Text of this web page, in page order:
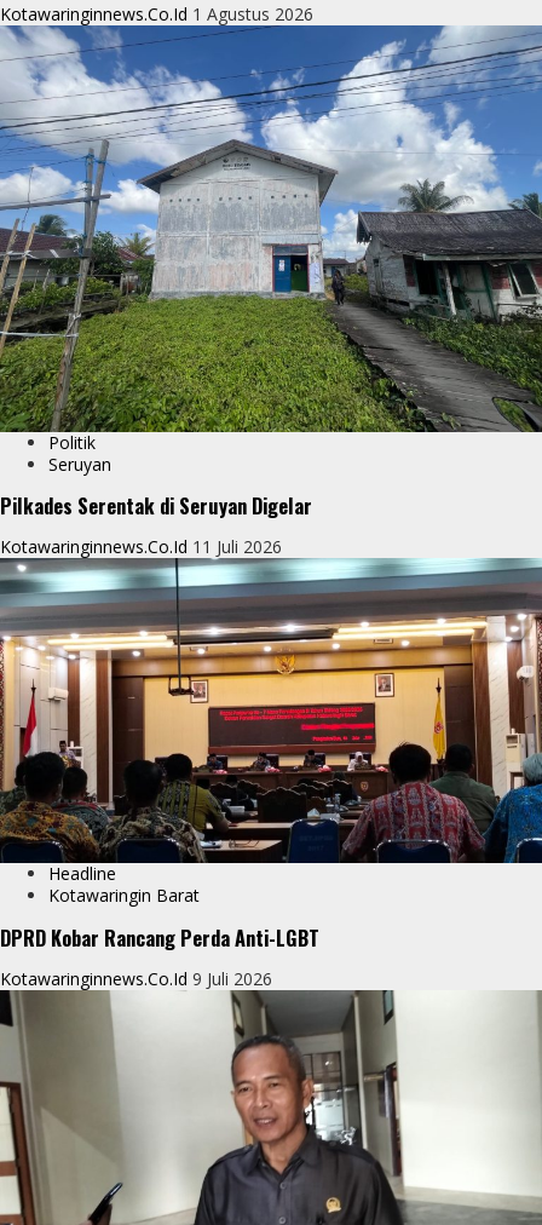
Kotawaringinnews.co.id 1 Agustus 2026
Politik
Seruyan
Pilkades Serentak di Seruyan Digelar
Kotawaringinnews.co.id 11 Juli 2026
Headline
Kotawaringin Barat
DPRD Kobar Rancang Perda Anti-LGBT
Kotawaringinnews.co.id 9 Juli 2026